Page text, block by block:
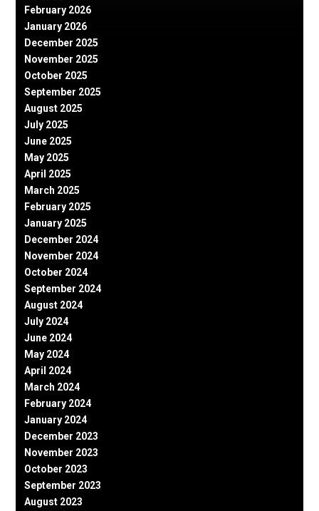
February 2026
January 2026
December 2025
November 2025
October 2025
September 2025
August 2025
July 2025
June 2025
May 2025
April 2025
March 2025
February 2025
January 2025
December 2024
November 2024
October 2024
September 2024
August 2024
July 2024
June 2024
May 2024
April 2024
March 2024
February 2024
January 2024
December 2023
November 2023
October 2023
September 2023
August 2023